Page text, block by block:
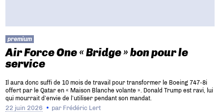
premium
Air Force One « Bridge » bon pour le
service
Il aura donc suffi de 10 mois de travail pour transformer le Boeing 747-8i
offert par le Qatar en « Maison Blanche volante ». Donald Trump est ravi, lui
qui mourrait d’envie de l’utiliser pendant son mandat.
22 juin 2026 par Frédéric Lert